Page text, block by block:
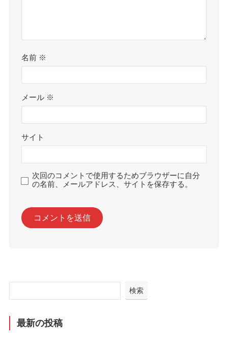
名前 ※
メール ※
サイト
次回のコメントで使用するためブラウザーに自分
の名前、メールアドレス、サイトを保存する。
検索
最新の投稿